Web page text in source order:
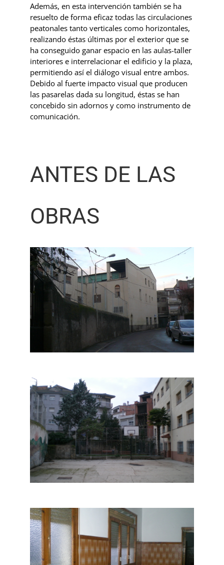
Además, en esta intervención también se ha
resuelto de forma eficaz todas las circulaciones
peatonales tanto verticales como horizontales,
realizando éstas últimas por el exterior que se
ha conseguido ganar espacio en las aulas-taller
interiores e interrelacionar el edificio y la plaza,
permitiendo así el diálogo visual entre ambos.
Debido al fuerte impacto visual que producen
las pasarelas dada su longitud, éstas se han
concebido sin adornos y como instrumento de
comunicación.
ANTES DE LAS
OBRAS